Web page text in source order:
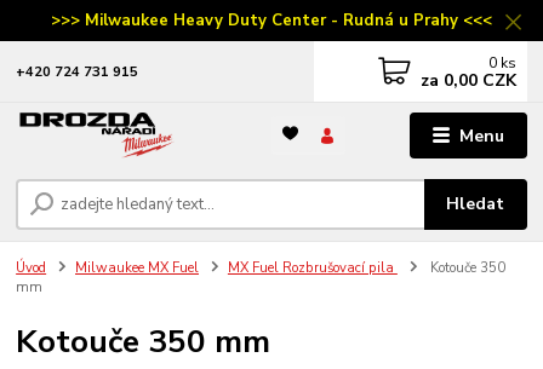
>>> Milwaukee Heavy Duty Center - Rudná u Prahy <<<
Menu
Hledat
‭+420 724 731 915 0 ks
za 0,00 CZK
Úvod Milwaukee MX Fuel MX Fuel Rozbrušovací pila
Kotouče 350
mm
Kotouče 350 mm